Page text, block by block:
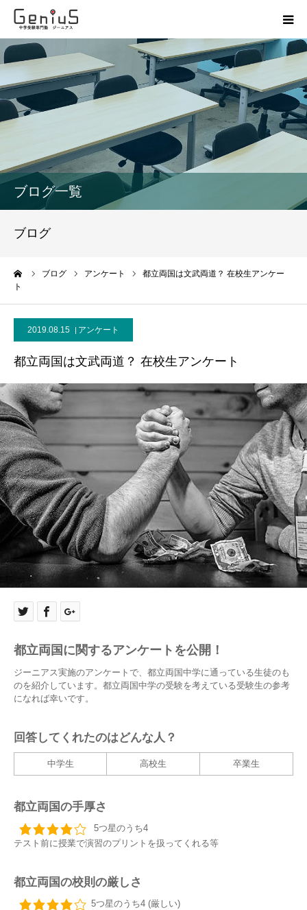
ブログ一覧
ブログ
ブログ アンケート
都立両国は文武両道？ 在校生アンケー
ト
2019.08.15 アンケート
都立両国は文武両道？ 在校生アンケート
都立両国に関するアンケートを公開！
ジーニアス実施のアンケートで、都立両国中学に通っている生徒のも
のを紹介しています。都立両国中学の受験を考えている受験生の参考
になれば幸いです。
回答してくれたのはどんな人？
中学生 高校生 卒業生
都立両国の手厚さ
5つ星のうち4
テスト前に授業で演習のプリントを扱ってくれる等
都立両国の校則の厳しさ
5つ星のうち4 (厳しい)
授業
志望校別特訓
模試